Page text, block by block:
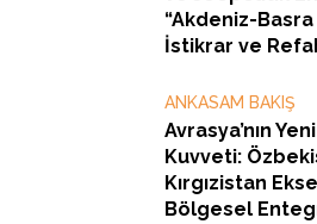
“Akdeniz-
İstikrar ve
ANKASAM BAKIŞ
Avrasya’nın
Kuvveti:
Kırgızistan
Bölgesel